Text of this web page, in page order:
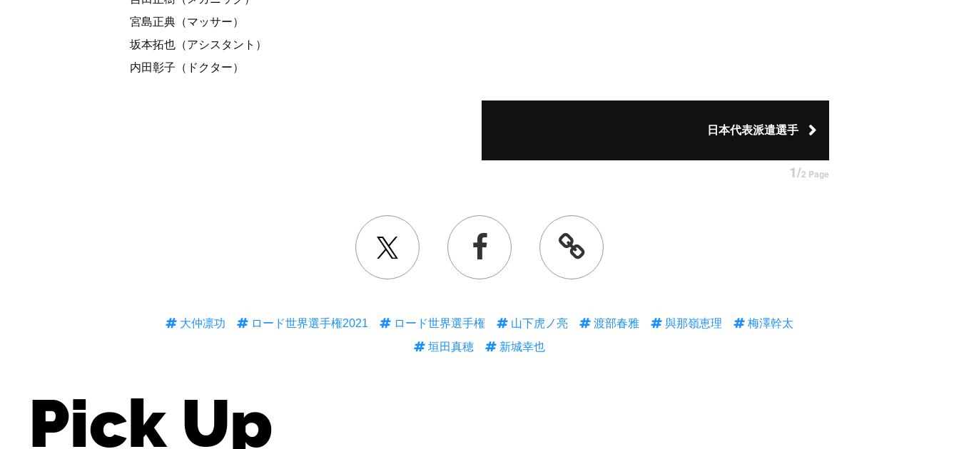
宮島正典（マッサー）
坂本拓也（アシスタント）
内田彰子（ドクター）
日本代表派遣選手
1/2 Page
大仲凛功 ロード世界選手権2021 ロード世界選手権 山下虎ノ亮 渡部春雅 與那嶺恵理
梅澤幹太
垣田真穂
新城幸也
Pick Up